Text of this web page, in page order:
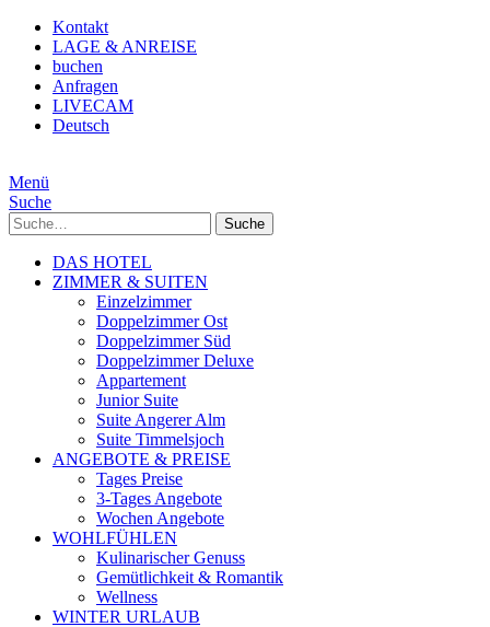
Kontakt
LAGE & ANREISE
buchen
Anfragen
LIVECAM
Deutsch
Menü
Suche
Suche
DAS HOTEL
ZIMMER & SUITEN
Einzelzimmer
Doppelzimmer Ost
Doppelzimmer Süd
Doppelzimmer Deluxe
Appartement
Junior Suite
Suite Angerer Alm
Suite Timmelsjoch
ANGEBOTE & PREISE
Tages Preise
3-Tages Angebote
Wochen Angebote
WOHLFÜHLEN
Kulinarischer Genuss
Gemütlichkeit & Romantik
Wellness
WINTER URLAUB